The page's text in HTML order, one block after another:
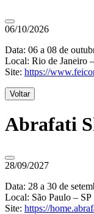
06/10/2026
Data: 06 a 08 de
Local: Rio de Janeiro
Site: https://
Voltar
Abrafati
28/09/2027
Data: 28 a 30 de
Local: São Paulo – SP
Site: https://